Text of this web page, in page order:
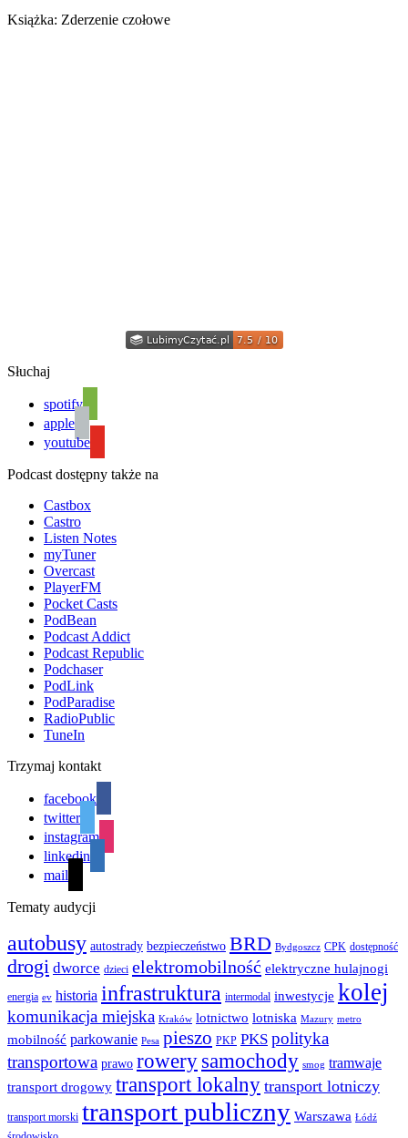
Książka: Zderzenie czołowe
Słuchaj
spotify
apple
youtube
Podcast dostępny także na
Castbox
Castro
Listen Notes
myTuner
Overcast
PlayerFM
Pocket Casts
PodBean
Podcast Addict
Podcast Republic
Podchaser
PodLink
PodParadise
RadioPublic
TuneIn
Trzymaj kontakt
facebook
twitter
instagram
linkedin
mail
Tematy audycji
autobusy autostrady bezpieczeństwo BRD Bydgoszcz CPK dostępność
drogi dworce dzieci elektromobilność elektryczne hulajnogi
energia ev historia infrastruktura intermodal inwestycje kolej
komunikacja miejska Kraków lotnictwo lotniska Mazury metro
mobilność parkowanie Pesa pieszo PKP PKS polityka
transportowa prawo rowery samochody smog tramwaje
transport drogowy transport lokalny transport lotniczy
transport morski transport publiczny Warszawa Łódź